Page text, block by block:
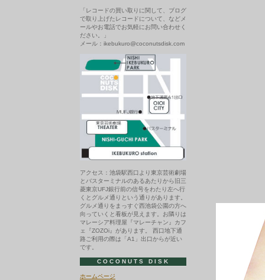
「レコードの買い取りに関して、ブログ
で取り上げたレコードについて、などメ
ールやお電話でお気軽にお問い合わせく
ださい。」
メール：ikebukuro@coconutsdisk.com
アクセス：池袋駅西口より東京芸術劇場
とバスターミナルのあるあたりから旧三
菱東京UFJ銀行前の信号をわたり左へ行
くとグルメ通りという通りがあります。
グルメ通りをまっすぐ西池袋公園の方へ
向っていくと看板が見えます。お隣りは
マレーシア料理屋『マレーチャン』カフ
ェ『ZOZOi』があります。 西口地下通
路ご利用の際は「A1」出口からが近い
です。
COCONUTS DISK
ホームページ